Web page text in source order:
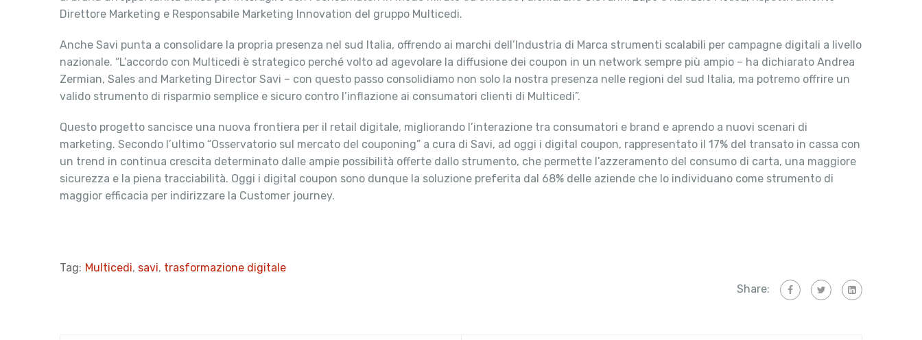
Direttore Marketing e Responsabile Marketing Innovation del gruppo Multicedi.
Anche Savi punta a consolidare la propria presenza nel sud Italia, offrendo ai marchi dell’Industria di Marca strumenti scalabili per campagne digitali a livello
nazionale. “L’accordo con Multicedi è strategico perché volto ad agevolare la diffusione dei coupon in un network sempre più ampio – ha dichiarato Andrea
Zermian, Sales and Marketing Director Savi – con questo passo consolidiamo non solo la nostra presenza nelle regioni del sud Italia, ma potremo offrire un
valido strumento di risparmio semplice e sicuro contro l’inflazione ai consumatori clienti di Multicedi”.
Questo progetto sancisce una nuova frontiera per il retail digitale, migliorando l’interazione tra consumatori e brand e aprendo a nuovi scenari di
marketing. Secondo l’ultimo “Osservatorio sul mercato del couponing” a cura di Savi, ad oggi i digital coupon, rappresentato il 17% del transato in cassa con
un trend in continua crescita determinato dalle ampie possibilità offerte dallo strumento, che permette l’azzeramento del consumo di carta, una maggiore
sicurezza e la piena tracciabilità. Oggi i digital coupon sono dunque la soluzione preferita dal 68% delle aziende che lo individuano come strumento di
maggior efficacia per indirizzare la Customer journey.
Tag: Multicedi, savi, trasformazione digitale
Share: